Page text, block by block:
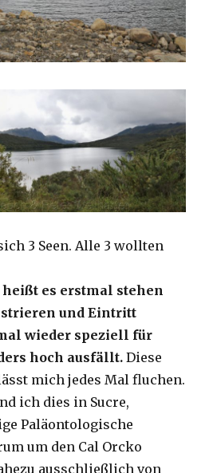
3 Seen. Alle 3 wollten
es erstmal stehen
und Eintritt
wieder speziell für
hoch ausfällt. Diese
mich jedes Mal fluchen.
ich dies in Sucre,
Paläontologische
um den Cal Orcko
ausschließlich von